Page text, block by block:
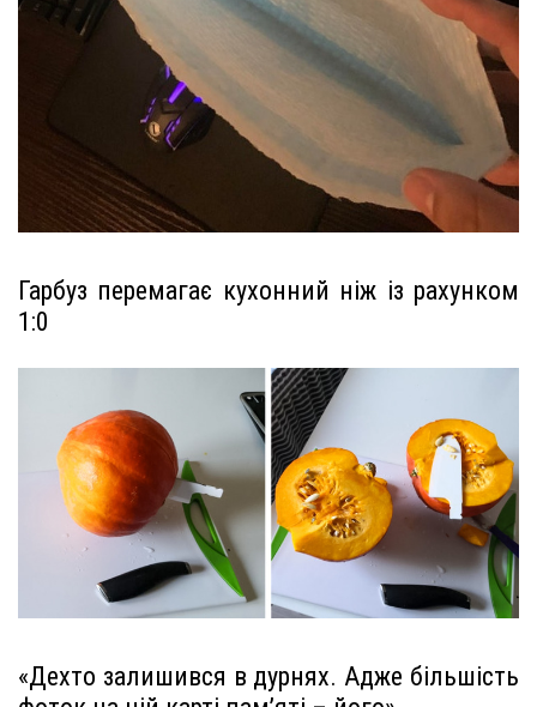
Гарбуз перемагає кухонний ніж із рахунком
1:0
«Дехто залишився в дурнях. Адже більшість